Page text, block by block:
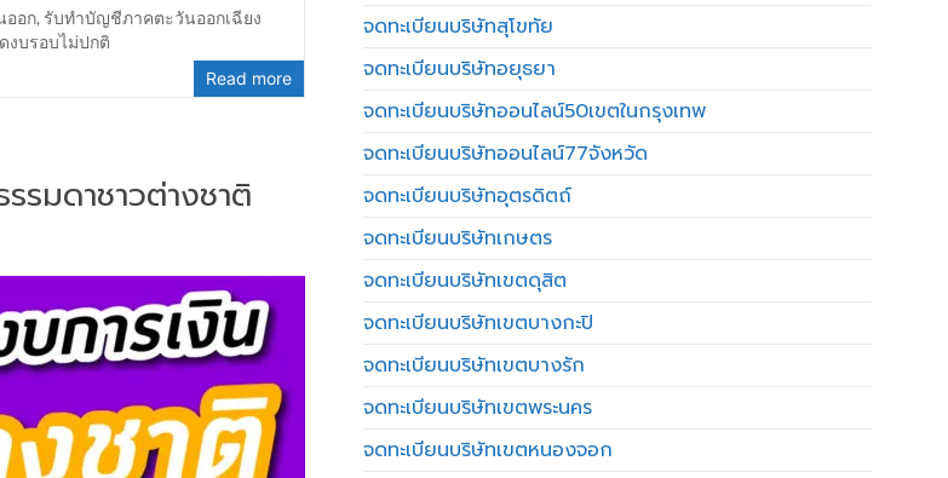
ออก, รับทำบัญชีภาคตะวันออกเฉียง
งบรอบไม่ปกติ
Read more
รมดาชาวต่างชาติ
จดทะเบียนบริษัทสุโขทัย
จดทะเบียนบริษัทอยุธยา
จดทะเบียนบริษัทออนไลน์50เขตในกรุงเทพ
จดทะเบียนบริษัทออนไลน์77จังหวัด
จดทะเบียนบริษัทอุตรดิตถ์
จดทะเบียนบริษัทเกษตร
จดทะเบียนบริษัทเขตดุสิต
จดทะเบียนบริษัทเขตบางกะปิ
จดทะเบียนบริษัทเขตบางรัก
จดทะเบียนบริษัทเขตพระนคร
จดทะเบียนบริษัทเขตหนองจอก